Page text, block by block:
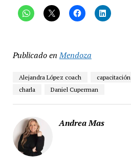
Publicado en Mendoza
Alejandra López coach capacitación
charla
Daniel Cuperman
Andrea Mas